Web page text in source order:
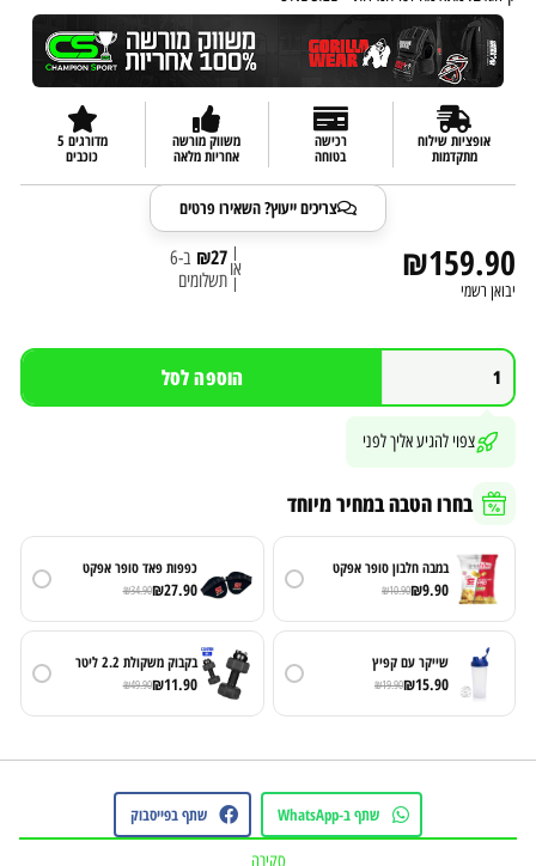
אופציות שילוח
מתקדמות
רכישה
בטוחה
משווק מורשה
אחריות מלאה
מדורגים 5
כוכבים
צריכים ייעוץ? השאירו פרטים
₪159.90
יבואן רשמי
₪27
ב-6
תשלומים
או
הוספה לסל
צפוי להגיע אליך לפני
בחרו הטבה במחיר מיוחד
במבה חלבון סופר אפקט
₪9.90
₪10.90
כפפות פאד סופר אפקט
₪27.90
₪34.90
שייקר עם קפיץ
₪15.90
₪19.90
בקבוק משקולת 2.2 ליטר
₪11.90
₪49.90
שתף ב-WhatsApp שתף בפייסבוק
סקירה